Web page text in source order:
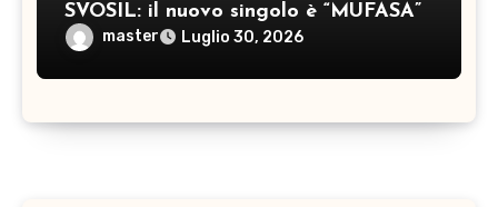
SVOSIL: il nuovo singolo è “MUFASA”
master Luglio 30, 2026